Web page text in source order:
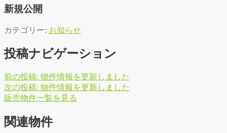
新規公開
カテゴリー: お知らせ
投稿ナビゲーション
前の投稿: 物件情報を更新しました
次の投稿: 物件情報を更新しました
販売物件一覧を 見る
関連物件